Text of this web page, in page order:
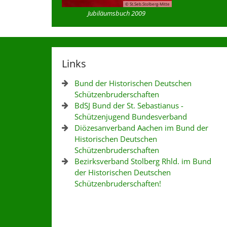
© St.Seb.Stolberg-Mitte
Jubiläumsbuch 2009
Links
Bund der Historischen Deutschen
Schützenbruderschaften
BdSJ Bund der St. Sebastianus -
Schützenjugend Bundesverband
Diözesanverband Aachen im Bund der
Historischen Deutschen
Schützenbruderschaften
Bezirksverband Stolberg Rhld. im Bund
der Historischen Deutschen
Schützenbruderschaften!